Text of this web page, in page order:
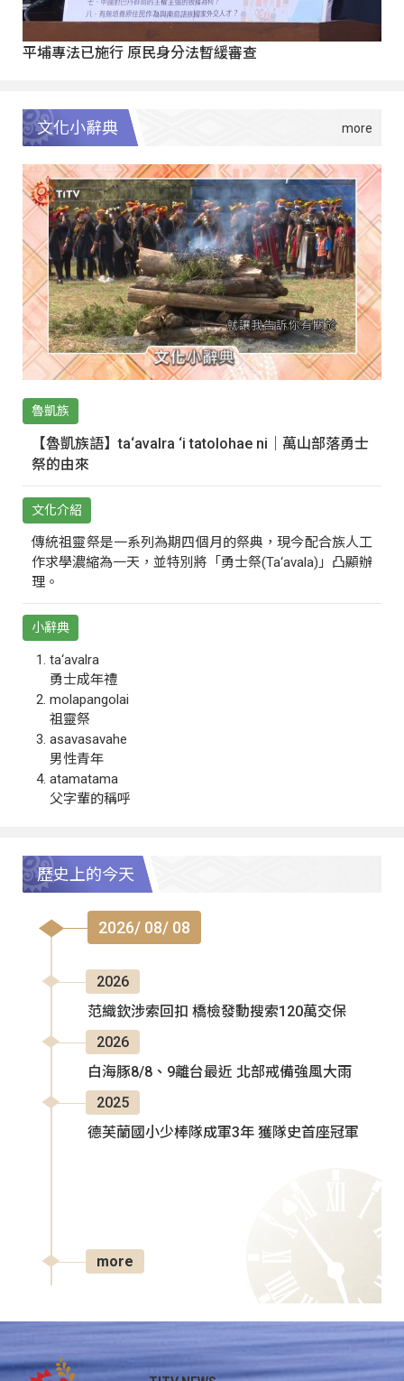
平埔專法已施行 原民身分法暫緩審查
文化小辭典
魯凱族
【魯凱族語】ta‘avalra ‘i tatolohae ni｜萬山部落勇士
祭的由來
文化介紹
傳統祖靈祭是一系列為期四個月的祭典，現今配合族人工
作求學濃縮為一天，並特別將「勇士祭(Ta‘avala)」凸顯辦
理。
小辭典
ta‘avalra
勇士成年禮
molapangolai
祖靈祭
asavasavahe
男性青年
atamatama
父字輩的稱呼
歷史上的今天
2026/ 08/ 08
2026
范織欽涉索回扣 橋檢發動搜索120萬交保
2026
白海豚8/8、9離台最近 北部戒備強風大雨
2025
德芙蘭國小少棒隊成軍3年 獲隊史首座冠軍
more